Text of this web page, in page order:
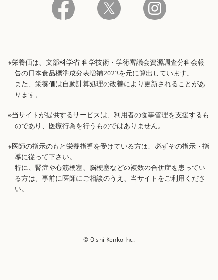
※栄養価は、文部科学省 科学技術・学術審議会資源調査分科会報
告の日本食品標準成分表増補2023を元に算出しています。
また、栄養価は自動計算処理の改善により更新されることがあ
ります。
※当サイトが提供するサービスは、利用者の食事管理を支援するも
のであり、医療行為を行うものではありません。
※医師の指示のもと栄養指導を受けている方は、必ずその指示・指
導に従って下さい。
特に、腎症や心筋梗塞、脳梗塞などの複数の合併症を患ってい
る方は、事前に医師にご相談のうえ、当サイトをご利用くださ
い。
© Oishi Kenko Inc.